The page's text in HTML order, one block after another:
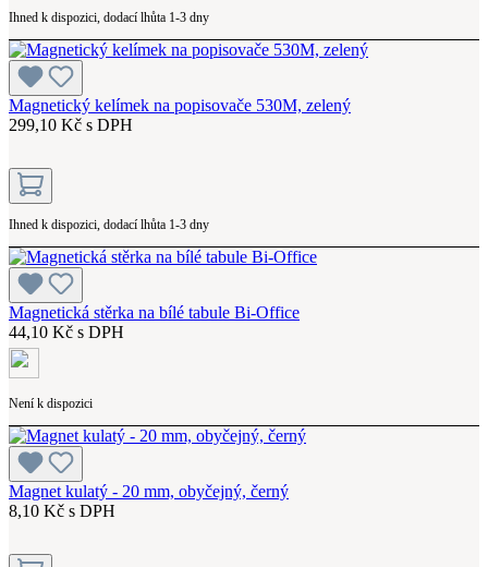
Ihned k dispozici, dodací lhůta 1-3 dny
Magnetický kelímek na popisovače 530M, zelený
299,10 Kč s DPH
Ihned k dispozici, dodací lhůta 1-3 dny
Magnetická stěrka na bílé tabule Bi-Office
44,10 Kč s DPH
Není k dispozici
Magnet kulatý - 20 mm, obyčejný, černý
8,10 Kč s DPH